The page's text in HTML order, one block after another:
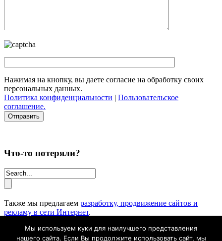
Нажимая на кнопку, вы даете согласие на обработку своих
персональных данных.
Политика конфиденциальности | Пользовательское
соглашение.
Что-то потеряли?
Также мы предлагаем разработку, продвижение сайтов и
рекламу в сети Интернет.
Студия Noircisss | создание, наполнение, продвижение сайтов.
Все права защищены © 2013 - 2026.
Мы используем куки для наилучшего представления
нашего сайта. Если Вы продолжите использовать сайт, мы